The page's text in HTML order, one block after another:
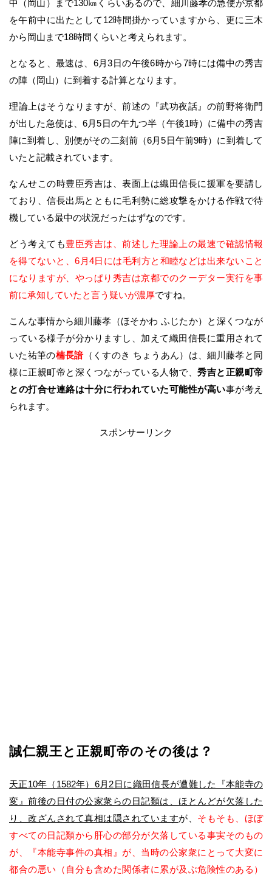
中（岡山）まで130㎞くらいあるので、細川藤孝の急使が京都
を午前中に出たとして12時間掛かっていますから、更に三木
から岡山まで18時間くらいと考えられます。
となると、最速は、6月3日の午後6時から7時には備中の秀吉
の陣（岡山）に到着する計算となります。
理論上はそうなりますが、前述の『武功夜話』の前野将衛門
が出した急使は、6月5日の午九つ半（午後1時）に備中の秀吉
陣に到着し、別便がその二刻前（6月5日午前9時）に到着して
いたと記載されています。
なんせこの時豊臣秀吉は、表面上は織田信長に援軍を要請し
ており、信長出馬とともに毛利勢に総攻撃をかける作戦で待
機している最中の状況だったはずなのです。
どう考えても豊臣秀吉は、前述した理論上の最速で確認情報
を得てないと、6月4日には毛利方と和睦などは出来ないこと
になりますが、やっぱり秀吉は京都でのクーデター実行を事
前に承知していたと言う疑いが濃厚ですね。
こんな事情から細川藤孝（ほそかわ ふじたか）と深くつなが
っている様子が分かりますし、加えて織田信長に重用されて
いた祐筆の楠長諳（くすのき ちょうあん）は、細川藤孝と同
様に正親町帝と深くつながっている人物で、 秀吉と正親町帝
との打合せ連絡は十分に行われていた可能性が高い事が考え
られます。
スポンサーリンク
誠仁親王と正親町帝のその後は？
天正10年（1582年）6月2日に織田信長が遭難した『本能寺の
変』前後の日付の公家衆らの日記類は、ほとんどが欠落した
り、改ざんされて真相は隠されていますが、 そもそも、ほぼ
すべての日記類から肝心の部分が欠落している事実そのもの
が、『本能寺事件の真相』が、当時の公家衆にとって大変に
都合の悪い（自分も含めた関係者に累が及ぶ危険性のある）